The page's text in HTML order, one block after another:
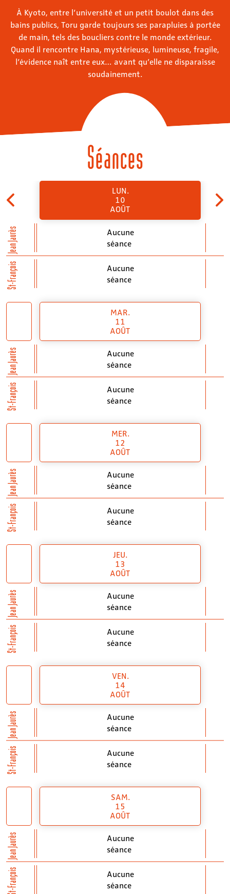
À Kyoto, entre l’université et un petit boulot dans des
bains publics, Toru garde toujours ses parapluies à portée
de main, tels des boucliers contre le monde extérieur.
Quand il rencontre Hana, mystérieuse, lumineuse, fragile,
l’évidence naît entre eux… avant qu’elle ne disparaisse
soudainement.
Séances
Jean Jaurès
St-François
LUN.
10
AOÛT
Aucune
séance
Aucune
séance
Jean Jaurès
St-François
MAR.
11
AOÛT
Aucune
séance
Aucune
séance
Jean Jaurès
St-François
MER.
12
AOÛT
Aucune
séance
Aucune
séance
Jean Jaurès
St-François
JEU.
13
AOÛT
Aucune
séance
Aucune
séance
Jean Jaurès
St-François
VEN.
14
AOÛT
Aucune
séance
Aucune
séance
Jean Jaurès
St-François
SAM.
15
AOÛT
Aucune
séance
Aucune
séance